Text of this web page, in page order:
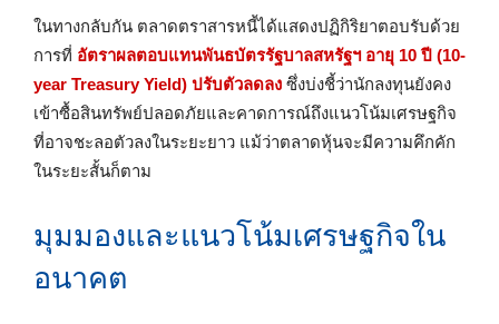
ในทางกลับกัน ตลาดตราสารหนี้ได้แสดงปฏิกิริยาตอบรับด้วย
การที่ อัตราผลตอบแทนพันธบัตรรัฐบาลสหรัฐฯ อายุ 10 ปี (10-
year Treasury Yield) ปรับตัวลดลง ซึ่งบ่งชี้ว่านักลงทุนยังคง
เข้าซื้อสินทรัพย์ปลอดภัยและคาดการณ์ถึงแนวโน้มเศรษฐกิจ
ที่อาจชะลอตัวลงในระยะยาว แม้ว่าตลาดหุ้นจะมีความคึกคัก
ในระยะสั้นก็ตาม
มุมมองและแนวโน้มเศรษฐกิจใน
อนาคต